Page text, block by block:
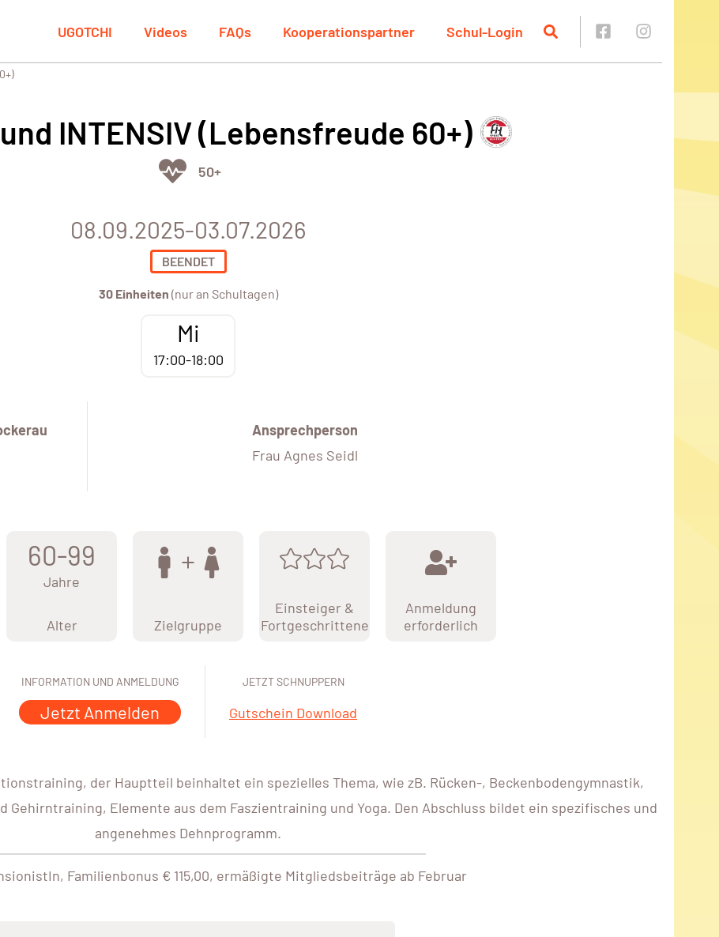
UGOTCHI Videos FAQs Kooperationspartner Schul-Login
INTENSIV (Lebensfreude 60+)
50+
08.09.2025-03.07.2026
BEENDET
30 Einheiten (nur an Schultagen)
Mi
17:00-18:00
Ansprechperson
Frau Agnes Seidl
60-99
Jahre
Alter Zielgruppe
Einsteiger &
Fortgeschrittene
Anmeldung
erforderlich
INFORMATION UND ANMELDUNG
Jetzt Anmelden
JETZT SCHNUPPERN
Gutschein Download
der Hauptteil beinhaltet ein spezielles Thema, wie zB. Rücken-, Beckenbodengymnastik,
Elemente aus dem Faszientraining und Yoga. Den Abschluss bildet ein spezifisches und
angenehmes Dehnprogramm.
Familienbonus € 115,00, ermäßigte Mitgliedsbeiträge ab Februar